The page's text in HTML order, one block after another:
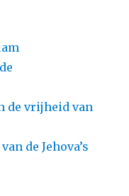
de vrijheid van
de Jehova’s